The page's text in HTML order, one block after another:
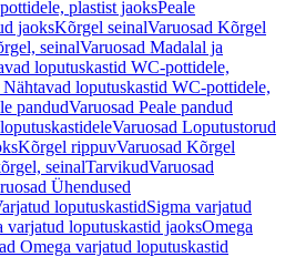
plastist jaoksPeale
jaoksKõrgel seinalVaruosad Kõrgel
seinalVaruosad Madalal ja
loputuskastid WC-pottidele,
Nähtavad loputuskastid WC-pottidele,
pandudVaruosad Peale pandud
Varuosad Loputustorud
Kõrgel rippuvVaruosad Kõrgel
seinalTarvikudVaruosad
Ühendused
loputuskastidSigma varjatud
varjatud loputuskastid jaoksOmega
Omega varjatud loputuskastid